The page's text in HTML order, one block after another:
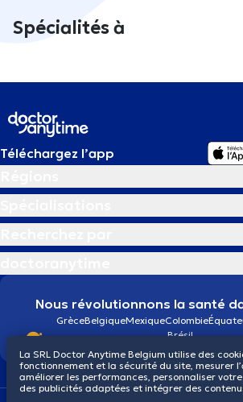
Spécialités à
Téléchargez l’app
Nous révolutionnons la santé
GrèceBelgiqueMexiqueColombie
Brésil
La SRL Doctor Anytime Belgium utilise des
fonctionnement et la sécurité du site, mesurer
améliorer les performances, personnaliser
des publicités adaptées et intégrer des